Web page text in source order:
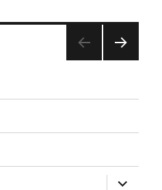
expand